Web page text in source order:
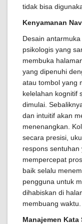
tidak bisa
Kenyamanan
Desain
psikologis yang
membuka
yang dipenuhi
atau tombol yang
kelelahan kognitif
dimulai.
dan intuitif akan
menenangkan.
secara presisi,
respons
mempercepat
baik selalu
pengguna untuk
dihabiskan di
membuang waktu.
Manajemen